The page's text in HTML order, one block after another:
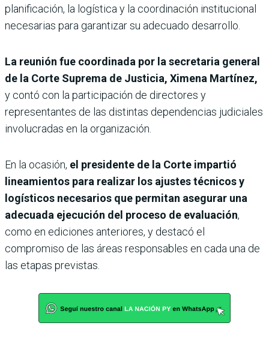
planificación, la logística y la coordinación institucional
necesarias para garantizar su adecuado desarrollo.
La reunión fue coordinada por la secretaria general
de la Corte Suprema de Justicia, Ximena Martínez,
y contó con la participación de directores y
representantes de las distintas dependencias judiciales
involucradas en la organización.
En la ocasión, el presidente de la Corte impartió
lineamientos para realizar los ajustes técnicos y
logísticos necesarios que permitan asegurar una
adecuada ejecución del proceso de evaluación,
como en ediciones anteriores, y destacó el
compromiso de las áreas responsables en cada una de
las etapas previstas.